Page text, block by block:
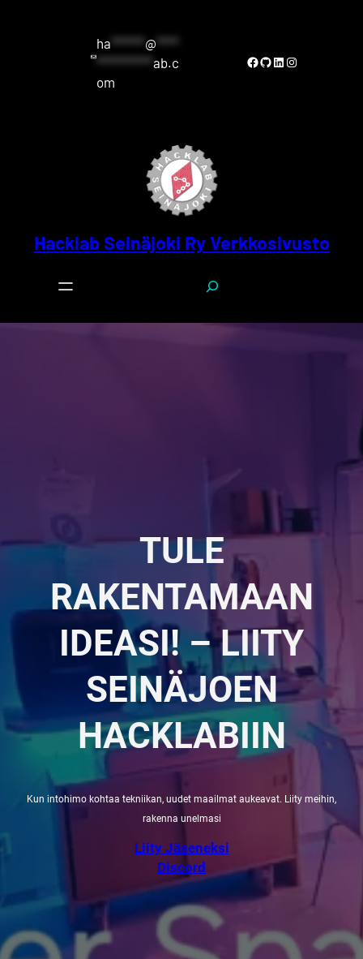
ha ****** @ ****
********** ab.c
om
Facebook GitHub LinkedIn Instagram
Hacklab Seinäjoki Ry Verkkosivusto
S
e
TULE
RAKENTAMAAN
IDEASI! – LIITY
SEINÄJOEN
HACKLABIIN
Kun intohimo kohtaa tekniikan, uudet maailmat aukeavat. Liity meihin,
rakenna unelmasi
Liity Jäseneksi
Discord